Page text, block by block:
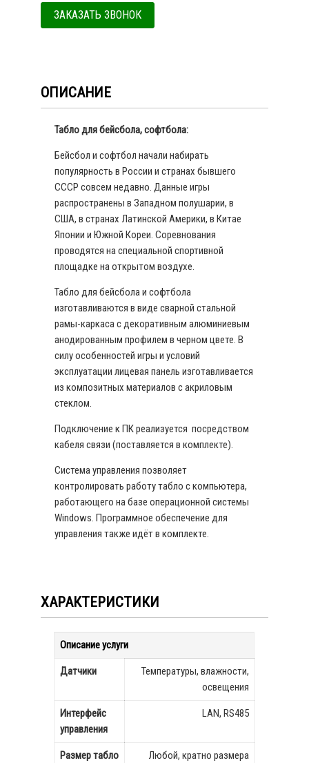
ЗАКАЗАТЬ ЗВОНОК
ОПИСАНИЕ
Табло для бейсбола, софтбола:
Бейсбол и софтбол начали набирать
популярность в России и странах бывшего
СССР совсем недавно. Данные игры
распространены в Западном полушарии, в
США, в странах Латинской Америки, в Китае
Японии и Южной Кореи. Соревнования
проводятся на специальной спортивной
площадке на открытом воздухе.
Табло для бейсбола и софтбола
изготавливаются в виде сварной стальной
рамы-каркаса с декоративным алюминиевым
анодированным профилем в черном цвете. В
силу особенностей игры и условий
эксплуатации лицевая панель изготавливается
из композитных материалов с акриловым
стеклом.
Подключение к ПК реализуется посредством
кабеля связи (поставляется в комплекте).
Система управления позволяет
контролировать работу табло с компьютера,
работающего на базе операционной системы
Windows. Программное обеспечение для
управления также идёт в комплекте.
ХАРАКТЕРИСТИКИ
Описание услуги
Датчики
Температуры, влажности,
освещения
Интерфейс
управления
LAN, RS485
Размер табло
Любой, кратно размера